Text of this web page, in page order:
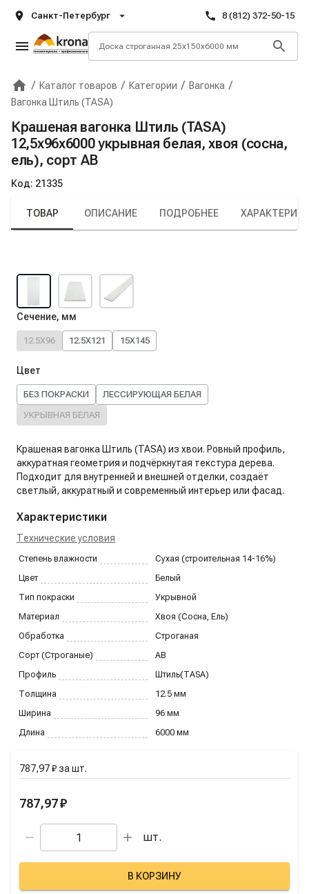
Санкт-Петербург 8 (812) 372-50-15
Главная
/ Каталог товаров / Категории / Вагонка /
Вагонка Штиль (TASA)
Крашеная вагонка Штиль (TASA)
12,5х96х6000 укрывная белая, хвоя (сосна,
ель), сорт АВ
Код: 21335
Крона
ТОВАР ОПИСАНИЕ ПОДРОБНЕЕ
Сечение, мм
12.5X96 12.5X121 15X145
Цвет
БЕЗ ПОКРАСКИ
ЛЕССИРУЮЩАЯ БЕЛАЯ
УКРЫВНАЯ БЕЛАЯ
Крашеная вагонка Штиль (TASA) из хвои. Ровный профиль,
аккуратная геометрия и подчёркнутая текстура дерева.
Подходит для внутренней и внешней отделки, создаёт
светлый, аккуратный и современный интерьер или фасад.
Характеристики
Технические условия
Степень влажности
Сухая (строительная 14-16%)
Цвет
Белый
Тип покраски
Укрывной
Материал
Хвоя (Сосна, Ель)
Обработка
Строганая
Сорт (Строганые)
AB
Профиль
Штиль(TASA)
Толщина
12.5 мм
Ширина
96 мм
Длина
6000 мм
787,97 ₽за шт.
787,97 ₽
шт.
В КОРЗИНУ